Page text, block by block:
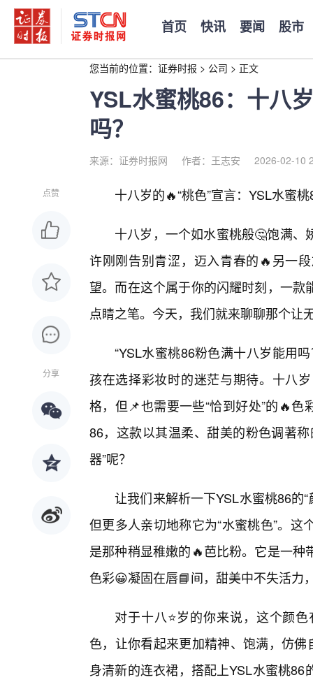
首页 快讯 要闻 股市
您当前的位置： 证券时报 > 公司 > 正文
YSL水蜜桃86：十八
吗？
来源：证券时报网 作者：王志安 2026-02-10
点赞
分享
十八岁的🔥“桃色”宣言：YSL水蜜
十八岁，一个如水蜜桃般🤔饱满
许刚刚告别青涩，迈入青春的🔥另一
望。而在这个属于你的闪耀时刻，一
点睛之笔。今天，我们就来聊聊那个
“YSL水蜜桃86粉色满十八岁能用
孩在选择彩妆时的迷茫与期待。十八
格，但📌也需要一些“恰到好处”的🔥
86，这款以其温柔、甜美的粉色调著
器”呢？
让我们来解析一下YSL水蜜桃86的“
但更多人亲切地称它为“水蜜桃色”。
是那种稍显稚嫩的🔥芭比粉。它是一
色彩😀凝固在唇📘间，甜美中不失活力
对于十八⭐岁的你来说，这个颜
色，让你看起来更加精神、饱满，仿
身清新的连衣裙，搭配上YSL水蜜桃